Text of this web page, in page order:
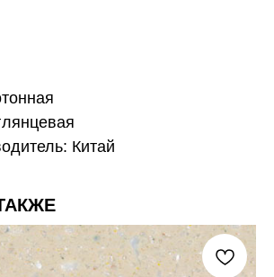
Китай